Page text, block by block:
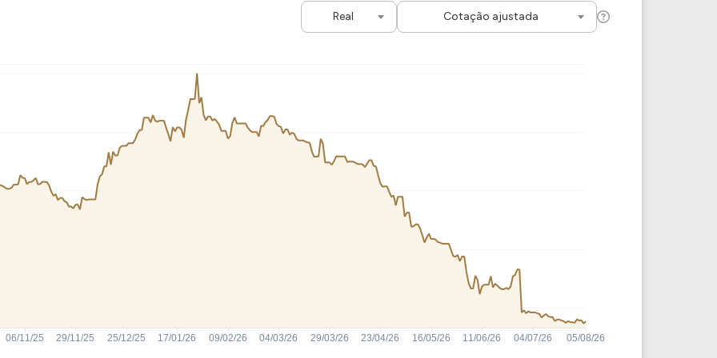
Ver todos
Solana
As Ações Mais Buscadas
Real Cotação ajustada